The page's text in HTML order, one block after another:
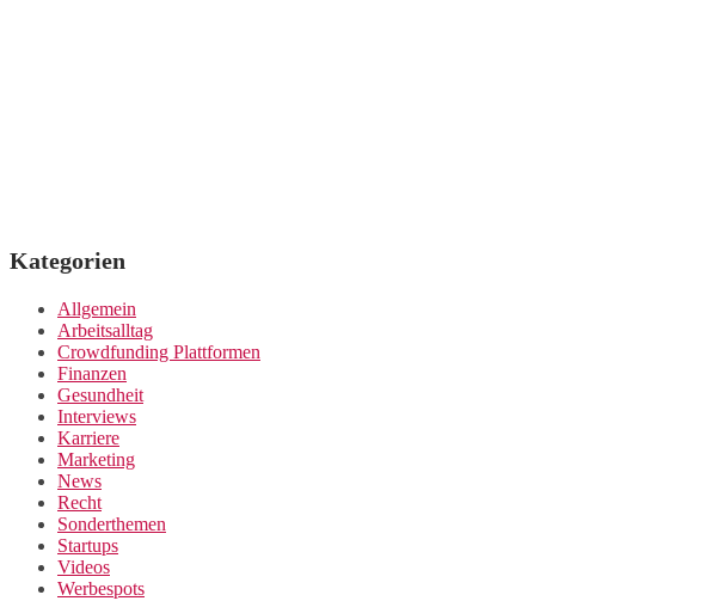
Kategorien
Allgemein
Arbeitsalltag
Crowdfunding Plattformen
Finanzen
Gesundheit
Interviews
Karriere
Marketing
News
Recht
Sonderthemen
Startups
Videos
Werbespots